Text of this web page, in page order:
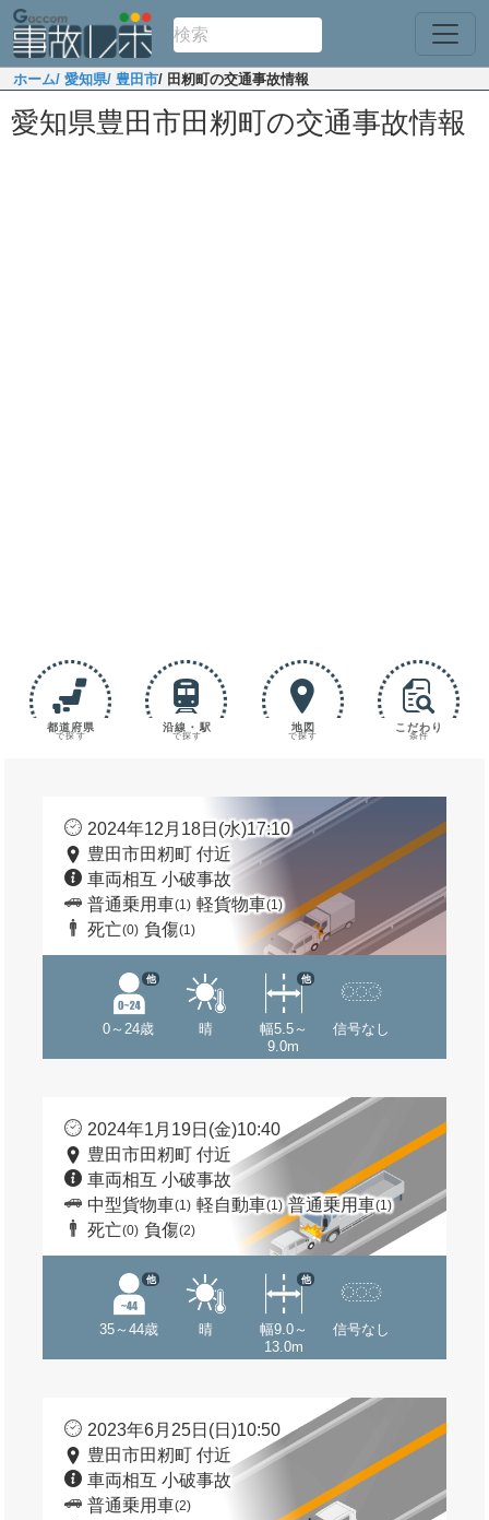
ホーム/ 愛知県/ 豊田市/ 田籾町の交通事故情報
愛知県豊田市田籾町の交通事故情報
都道府県
で探す
沿線・駅
で探す
地図
で探す
こだわり
条件
2024年12月18日(水)17:10
豊田市田籾町 付近
車両相互 小破事故
普通乗用車(1) 軽貨物車(1)
死亡(0) 負傷(1)
0～24歳
他
晴
幅5.5～
9.0m
他
信号なし
2024年1月19日(金)10:40
豊田市田籾町 付近
車両相互 小破事故
中型貨物車(1) 軽自動車(1) 普通乗用車(1)
死亡(0) 負傷(2)
35～44歳
他
晴
幅9.0～
13.0m
他
信号なし
2023年6月25日(日)10:50
豊田市田籾町 付近
車両相互 小破事故
普通乗用車(2)